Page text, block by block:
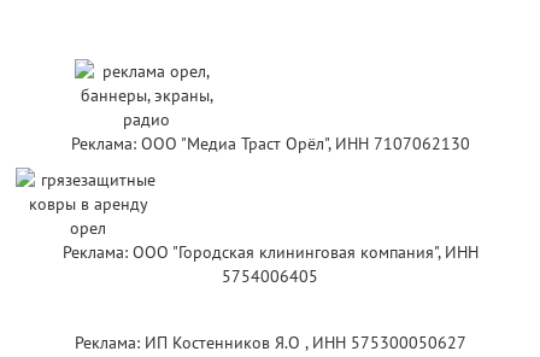
Реклама: ООО "Медиа Траст Орёл", ИНН 7107062130
Реклама: ООО "Городская клининговая компания", ИНН
5754006405
Реклама: ИП Костенников Я.О , ИНН 575300050627